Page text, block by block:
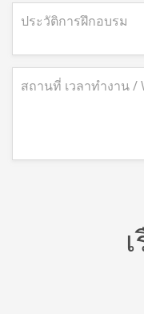
ประวัติการฝึกอบรม
สถานที่ เวลาทำงาน /